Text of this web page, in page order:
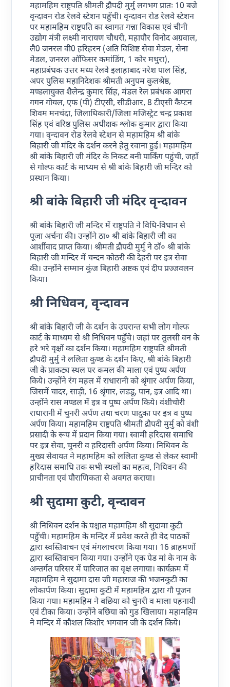
महामहिम राष्ट्रपति श्रीमती द्रौपदी मुर्मु लगभग प्रातः 10 बजे
वृन्दावन रोड रेलवे स्टेशन पहुँची। वृन्दावन रोड रेलवे स्टेशन
पर महामहिम राष्ट्रपति का स्वागत गन्ना विकास एवं चीनी
उद्योग मंत्री लक्ष्मी नारायण चौधरी, महापौर विनोद अग्रवाल,
लै0 जनरल वी0 हरिहरन (अति विशिष्ट सेवा मेडल, सेना
मेडल, जनरल ऑफिसर कमांडिंग, 1 कोर मथुरा),
महाप्रबंधक उत्तर मध्य रेलवे इलाहाबाद नरेश पाल सिंह,
अपर पुलिस महानिदेशक श्रीमती अनुपम कुलश्रेष्ठ,
मण्डलायुक्त शैलेन्द्र कुमार सिंह, मंडल रेल प्रबंधक आगरा
गगन गोयल, एफ (पी) टीएसी, सीडीआर, 8 टीएसी कैप्टन
शिवम मनचंदा, जिलाधिकारी/जिला मजिस्ट्रेट चन्द्र प्रकाश
सिंह एवं वरिष्ठ पुलिस अधीक्षक श्लोक कुमार द्वारा किया
गया। वृन्दावन रोड रेलवे स्टेशन से महामहिम श्री बांके
बिहारी जी मंदिर के दर्शन करने हेतु रवाना हुई। महामहिम
श्री बांके बिहारी जी मंदिर के निकट बनी पार्किंग पहुंची, जहाँ
से गोल्फ कार्ट के माध्यम से श्री बांके बिहारी जी मन्दिर को
प्रस्थान किया।
श्री बांके बिहारी जी मंदिर वृन्दावन
श्री बांके बिहारी जी मन्दिर में राष्ट्रपति ने विधि-विधान से
पूजा अर्चना की। उन्होंने ठा० श्री बांके बिहारी जी का
आर्शीवाद प्राप्त किया। श्रीमती द्रौपदी मुर्मु ने ठॉ० श्री बांके
बिहारी जी मन्दिर में चन्दन कोठरी की देहरी पर इत्र सेवा
की। उन्होंने सम्मान कुंज बिहारी अष्टक एवं दीप प्रज्जवलन
किया।
श्री निधिवन, वृन्दावन
श्री बांके बिहारी जी के दर्शन के उपरान्त सभी लोग गोल्फ
कार्ट के माध्यम से श्री निधिवन पहुँचे। जहां पर तुलसी वन के
हरे भरे वृक्षों का दर्शन किया। महामहिम राष्ट्रपति श्रीमती
द्रौपदी मुर्मु ने ललिता कुण्ड के दर्शन किए, श्री बांके बिहारी
जी के प्राकट्य स्थल पर कमल की माला एवं पुष्प अर्पण
किये। उन्होंने रंग महल में राधारानी को श्रृंगार अर्पण किया,
जिसमें चादर, साड़ी, 16 श्रृंगार, लडडू, पान, इत्र आदि था।
उन्होंने रास मण्डल में इत्र व पुष्प अर्पण किये। वंशीचोरी
राधारानी में चुनरी अर्पण तथा चरण पादुका पर इत्र व पुष्प
अर्पण किया। महामहिम राष्ट्रपति श्रीमती द्रौपदी मुर्मु को वंशी
प्रसादी के रूप में प्रदान किया गया। स्वामी हरिदास समाधि
पर इत्र सेवा, चुनरी व हरिदासी अर्पण किया। निधिवन के
मुख्य सेवायत ने महामहिम को ललिता कुण्ड से लेकर स्वामी
हरिदास समाधि तक सभी स्थलों का महत्व, निधिवन की
प्राचीनता एवं पौराणिकता से अवगत कराया।
श्री सुदामा कुटी, वृन्दावन
श्री निधिवन दर्शन के पश्चात महामहिम श्री सुदामा कुटी
पहुँची। महामहिम के मन्दिर में प्रवेश करते ही वेद पाठकों
द्वारा स्वस्तिवाचन एवं मंगलाचरण किया गया। 16 ब्राहमणों
द्वारा स्वस्तिवाचन किया गया। उन्होंने एक पेड मां के नाम के
अन्तर्गत परिसर में पारिजात का वृक्ष लगाया। कार्यक्रम में
महामहिम ने सुदामा दास जी महाराज की भजनकुटी का
लोकार्पण किया। सुदामा कुटी में महामहिम द्वारा गौ पूजन
किया गया। महामहिम ने बछिया को चुनरी व माला पहनायी
एवं टीका किया। उन्होंने बछिया को गुड खिलाया। महामहिम
ने मन्दिर में कौशल किशोर भगवान जी के दर्शन किये।